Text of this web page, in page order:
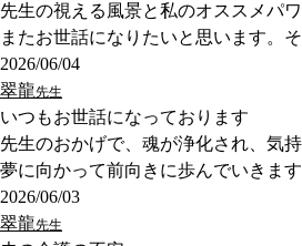
先生の視える風景と私のオススメパ
またお世話になりたいと思います。
2026/06/04
翠龍先生
いつもお世話になっております
先生のおかげで、魂が浄化され、気
夢に向かって前向きに歩んでいきま
2026/06/03
翠龍先生